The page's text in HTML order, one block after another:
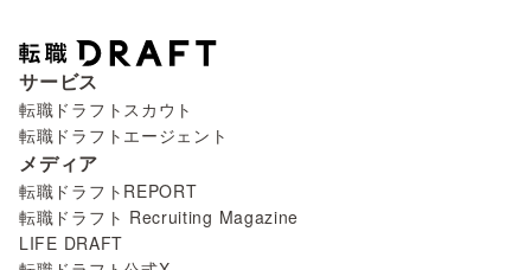
サービス
転職ドラフトスカウト
転職ドラフトエージェント
メディア
転職ドラフトREPORT
転職ドラフト Recruiting Magazine
LIFE DRAFT